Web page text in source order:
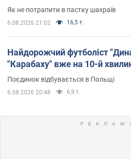
Як не потрапити в пастку шахраїв
6.08.2026 21:02 16,5 т.
Найдорожчий футболіст
"Карабаху" вже на 10-й
Поєдинок відбувається в Польщі
6.08.2026 20:48 6,9 т.